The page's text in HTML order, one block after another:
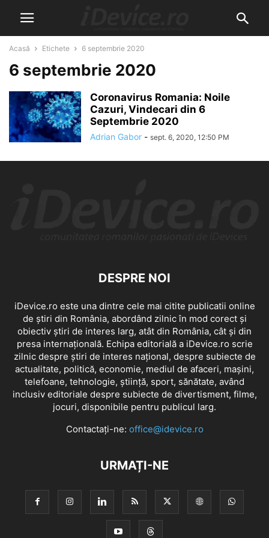
Acasă Etichete 6 septembrie 2020
6 septembrie 2020
Coronavirus Romania: Noile
Cazuri, Vindecari din 6
Septembrie 2020
Adrian Gabor - sept. 6, 2020, 12:50 PM
DESPRE NOI
iDevice.ro este una dintre cele mai citite publicatii online
de știri din România, abordând zilnic în mod corect și
obiectiv știri de interes larg, atât din România, cât și din
presa internațională. Echipa editorială a iDevice.ro scrie
zilnic despre știri de interes național, despre subiecte de
actualitate, politică, economie, mediul de afaceri, mașini,
telefoane, tehnologie, știință, sport, sănătate, având
inclusiv editoriale despre subiecte de divertisment, filme,
jocuri, disponibile pentru publicul larg.
Contactați-ne: office@idevice.ro
URMAȚI-NE